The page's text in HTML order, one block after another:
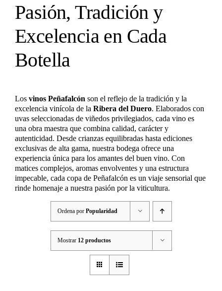
Pasión, Tradición y
Excelencia en Cada
Botella
Los vinos Peñafalcón son el reflejo de la tradición y la
excelencia vinícola de la Ribera del Duero. Elaborados con
uvas seleccionadas de viñedos privilegiados, cada vino es
una obra maestra que combina calidad, carácter y
autenticidad. Desde crianzas equilibradas hasta ediciones
exclusivas de alta gama, nuestra bodega ofrece una
experiencia única para los amantes del buen vino. Con
matices complejos, aromas envolventes y una estructura
impecable, cada copa de Peñafalcón es un viaje sensorial que
rinde homenaje a nuestra pasión por la viticultura.
Ordena por Popularidad
Mostrar 12 productos